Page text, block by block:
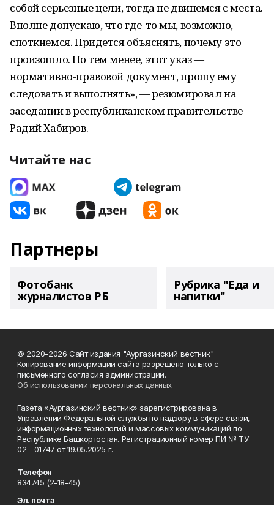
собой серьезные цели, тогда не двинемся с места.
Вполне допускаю, что где-то мы, возможно,
споткнемся. Придется объяснять, почему это
произошло. Но тем менее, этот указ —
нормативно-правовой документ, прошу ему
следовать и выполнять», — резюмировал на
заседании в республиканском правительстве
Радий Хабиров.
Читайте нас
Партнеры
Фотобанк
журналистов РБ
Рубрика "Еда и
напитки"
© 2020-2026 Сайт издания "Аургазинский вестник"
Копирование информации сайта разрешено только с
письменного согласия администрации.
Об использовании персональных данных
Газета «Аургазинский вестник» зарегистрирована в
Управлении Федеральной службы по надзору в сфере связи,
информационных технологий и массовых коммуникаций по
Республике Башкортостан. Регистрационный номер ПИ № ТУ
02 - 01747 от 19.05.2025 г.
Телефон
834745 (2-18-45)
Эл. почта